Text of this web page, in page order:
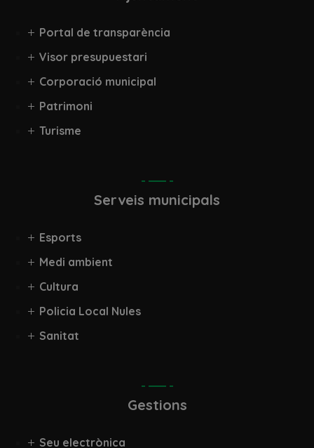
Portal de transparència
Visor presupuestari
Corporació municipal
Patrimoni
Turisme
Serveis municipals
Esports
Medi ambient
Cultura
Policia Local Nules
Sanitat
Gestions
Seu electrònica